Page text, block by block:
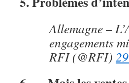
Allemagne –
engagements
RFI (@RFI)